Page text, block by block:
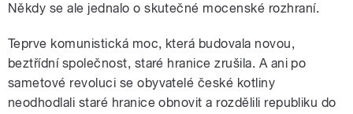
Někdy se ale jednalo o skutečné mocenské rozhraní.
Teprve komunistická moc, která budovala novou,
beztřídní společnost, staré hranice zrušila. A ani po
sametové revoluci se obyvatelé české kotliny
neodhodlali staré hranice obnovit a rozdělili republiku do